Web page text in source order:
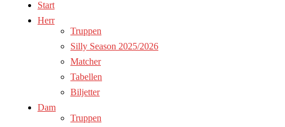
Start
Herr
Truppen
Silly Season 2025/2026
Matcher
Tabellen
Biljetter
Dam
Truppen